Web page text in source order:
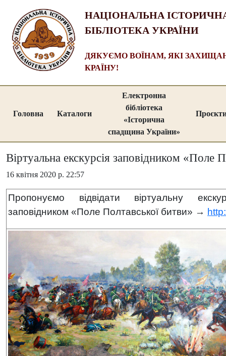
НАЦІОНАЛЬНА
БІБЛІОТЕКА УКРАЇНИ
ДЯКУЄМО ВОЇНАМ, ЯКІ
КРАЇНУ!
Головна Каталоги
Електронна
бібліотека
«Історична
спадщина України»
Віртуальна екскурсія заповідником «Поле
16 квітня 2020 р. 22:57
Пропонуємо відвідати віртуальну
заповідником «Поле Полтавської битви» →